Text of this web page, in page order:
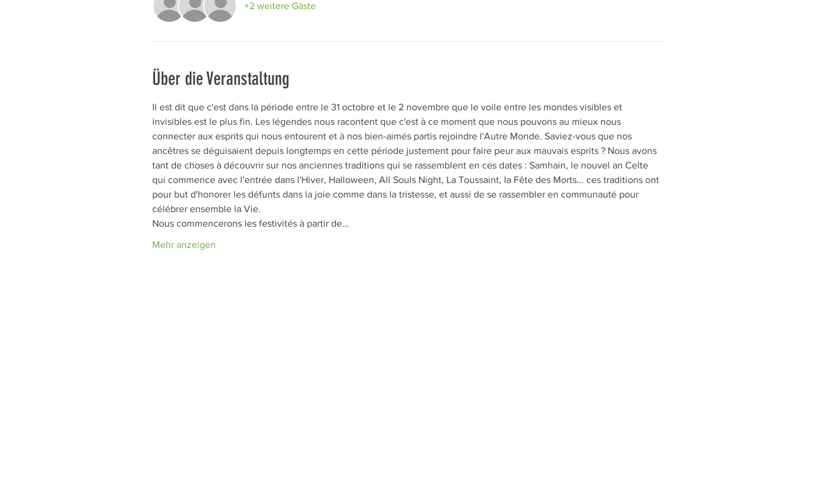
+2 weitere Gäste
Über die Veranstaltung
Il est dit que c'est dans la période entre le 31 octobre et le 2 novembre que le voile entre les mondes visibles et
invisibles est le plus fin. Les légendes nous racontent que c'est à ce moment que nous pouvons au mieux nous
connecter aux esprits qui nous entourent et à nos bien-aimés partis rejoindre l'Autre Monde. Saviez-vous que nos
ancêtres se déguisaient depuis longtemps en cette période justement pour faire peur aux mauvais esprits ? Nous avons
tant de choses à découvrir sur nos anciennes traditions qui se rassemblent en ces dates : Samhain, le nouvel an Celte
qui commence avec l'entrée dans l'Hiver, Halloween, All Souls Night, La Toussaint, la Fête des Morts... ces traditions ont
pour but d'honorer les défunts dans la joie comme dans la tristesse, et aussi de se rassembler en communauté pour
célébrer ensemble la Vie.
Nous commencerons les festivités à partir de…
Mehr anzeigen